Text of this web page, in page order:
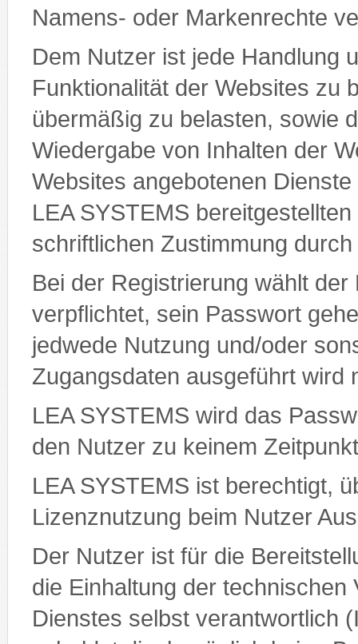
Namens- oder Markenrechte
Dem Nutzer ist jede Handlung
Funktionalität der Websites zu
übermäßig zu belasten, sowie
Wiedergabe von Inhalten der
Websites angebotenen
LEA SYSTEMS
schriftlichen Zustimmung
Bei der Registrierung wählt
verpflichtet, sein Passwort
jedwede Nutzung und/oder
Zugangsdaten ausgeführt wird
LEA SYSTEMS wird das
den Nutzer zu keinem
LEA SYSTEMS ist berechtigt,
Lizenznutzung beim Nutzer
Der Nutzer ist für die
die Einhaltung der
Dienstes selbst verantwortlich